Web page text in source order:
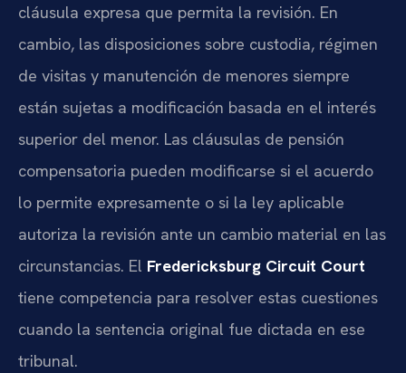
cláusula expresa que permita la revisión. En
cambio, las disposiciones sobre custodia, régimen
de visitas y manutención de menores siempre
están sujetas a modificación basada en el interés
superior del menor. Las cláusulas de pensión
compensatoria pueden modificarse si el acuerdo
lo permite expresamente o si la ley aplicable
autoriza la revisión ante un cambio material en las
circunstancias. El Fredericksburg Circuit Court
tiene competencia para resolver estas cuestiones
cuando la sentencia original fue dictada en ese
tribunal.